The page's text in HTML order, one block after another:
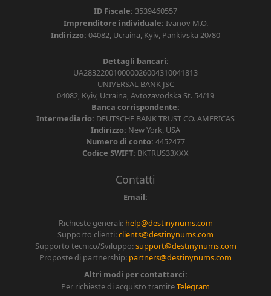
ID Fiscale: 3539460557
Imprenditore individuale: Ivanov M.O.
Indirizzo: 04082, Ucraina, Kyiv, Pankivska 20/80
Dettagli bancari:
UA283220010000026004310041813
UNIVERSAL BANK JSC
04082, Kyiv, Ucraina, Avtozavodska St. 54/19
Banca corrispondente:
Intermediario: DEUTSCHE BANK TRUST CO. AMERICAS
Indirizzo: New York, USA
Numero di conto: 4452477
Codice SWIFT: BKTRUS33XXX
Contatti
Email:
Richieste generali: help@destinynums.com
Supporto clienti:clients@destinynums.com
Supporto tecnico/Sviluppo:support@destinynums.com
Proposte di partnership: partners@destinynums.com
Altri modi per contattarci:
Per richieste di acquisto tramiteTelegram